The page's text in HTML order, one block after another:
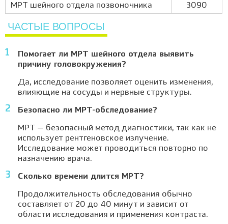
МРТ шейного отдела позвоночника 3090
ЧАСТЫЕ ВОПРОСЫ
Помогает ли МРТ шейного отдела выявить
причину головокружения?
Да, исследование позволяет оценить изменения,
влияющие на сосуды и нервные структуры.
Безопасно ли МРТ-обследование?
МРТ — безопасный метод диагностики, так как не
использует рентгеновское излучение.
Исследование может проводиться повторно по
назначению врача.
Сколько времени длится МРТ?
Продолжительность обследования обычно
составляет от 20 до 40 минут и зависит от
области исследования и применения контраста.